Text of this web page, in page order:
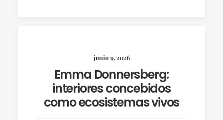
junio 9, 2026
Emma Donnersberg:
interiores concebidos
como ecosistemas vivos